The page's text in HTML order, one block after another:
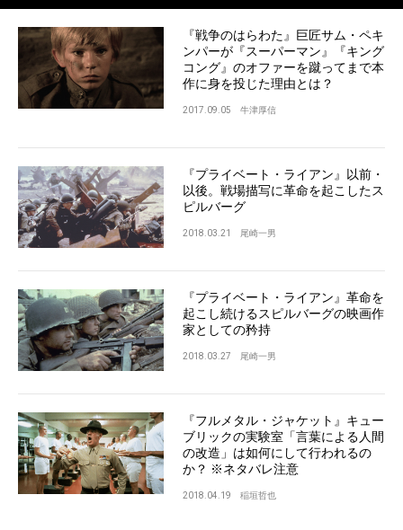
『戦争のはらわた』巨匠サム・ペキ
ンパーが『スーパーマン』『キング
コング』のオファーを蹴ってまで本
作に身を投じた理由とは？
2017.09.05 牛津厚信
『プライベート・ライアン』以前・
以後。戦場描写に革命を起こしたス
ピルバーグ
2018.03.21 尾崎一男
『プライベート・ライアン』革命を
起こし続けるスピルバーグの映画作
家としての矜持
2018.03.27 尾崎一男
『フルメタル・ジャケット』キュー
ブリックの実験室「言葉による人間
の改造」は如何にして行われるの
か？ ※ネタバレ注意
2018.04.19 稲垣哲也